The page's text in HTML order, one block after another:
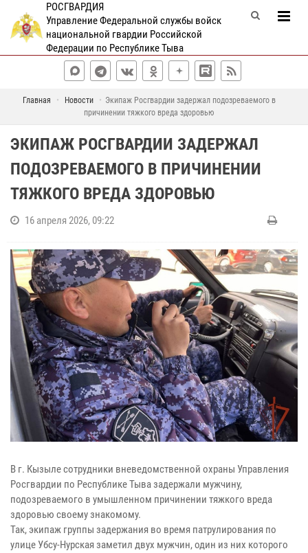
РОСГВАРДИЯ
Управление Федеральной службы войск
национальной гвардии Российской
Федерации по Республике Тыва
Главная Новости
Экипаж Росгвардии задержал подозреваемого в
причинении тяжкого вреда здоровью
ЭКИПАЖ РОСГВАРДИИ ЗАДЕРЖАЛ
ПОДОЗРЕВАЕМОГО В ПРИЧИНЕНИИ
ТЯЖКОГО ВРЕДА ЗДОРОВЬЮ
16 апреля 2026, 09:22
В г. Кызыле сотрудники вневедомственной охраны Управления
Росгвардии по Республике Тыва задержали мужчину,
подозреваемого в умышленном причинении тяжкого вреда
здоровью своему знакомому.
Так, экипаж группы задержания во время патрулирования по
улице Убсу-Нурская заметил двух мужчин, один из них которого